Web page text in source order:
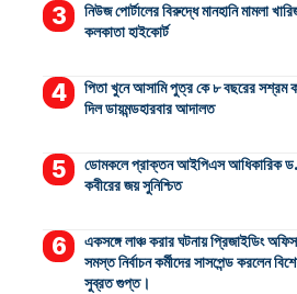
নিউজ পোর্টালের বিরুদ্ধে মানহানি মামলা
কলকাতা হাইকোর্ট
পিতা খুনে আসামি পুত্র কে ৮ বছরের সশ্রম
দিল ডায়মন্ডহারবার আদালত
ডোমকলে প্রাক্তন আইপিএস আধিকারিক ড.
কবীরের জয় সুনিশ্চিত
একসঙ্গে লাঞ্চ করার ঘটনায় প্রিজাইডিং
সমস্ত নির্বাচন কর্মীদের সাসপেন্ড করলেন
সুব্রত গুপ্ত।